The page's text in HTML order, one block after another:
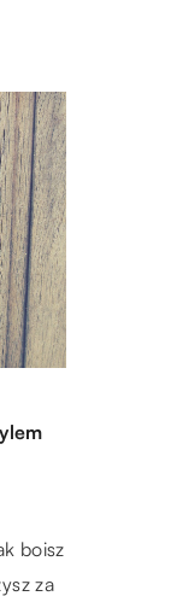
boisz
za